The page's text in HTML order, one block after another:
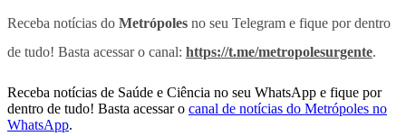
Receba notícias do Metrópoles no seu Telegram e fique por dentro
de tudo! Basta acessar o canal: https://t.me/metropolesurgente.
Receba notícias de Saúde e Ciência no seu WhatsApp e fique por
dentro de tudo! Basta acessar o canal de notícias do Metrópoles no
WhatsApp.